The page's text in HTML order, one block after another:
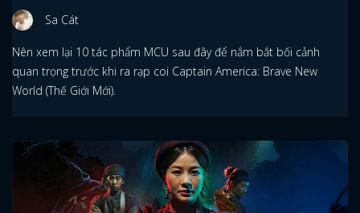
Sa Cát
Nên xem lại 10 tác phẩm MCU sau đây để nắm bắt bối cảnh
quan trọng trước khi ra rạp coi Captain America: Brave New
World (Thế Giới Mới).